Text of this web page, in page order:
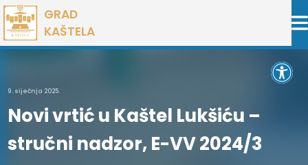
Preskoči
na
sadržaj
GRAD
KAŠTELA
9. siječnja 2025.
Novi vrtić u Kaštel Lukšiću –
stručni nadzor, E-VV 2024/3